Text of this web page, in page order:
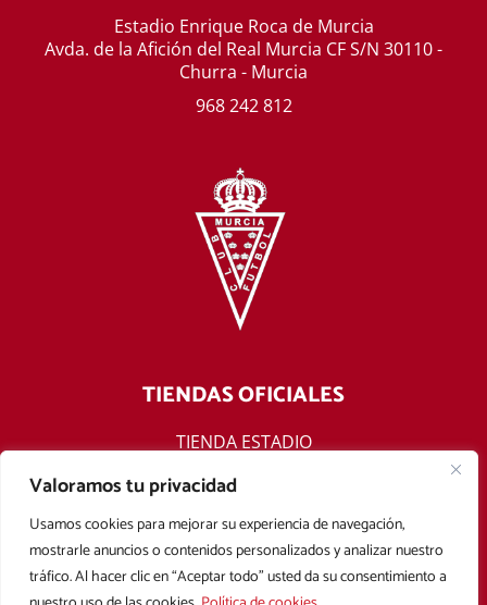
Valoramos tu privacidad
Usamos cookies para mejorar su experiencia de navegación,
mostrarle anuncios o contenidos personalizados y analizar nuestro
tráfico. Al hacer clic en “Aceptar todo” usted da su consentimiento a
Estadio Enrique Roca de Murcia
Avda. de la Afición del Real Murcia CF S/N 30110 -
Churra - Murcia
968 242 812
TIENDAS OFICIALES
TIENDA ESTADIO
TIENDA ONLINE
F
a
c
e
T
w
i
t
Y
o
u
t
I
n
s
t